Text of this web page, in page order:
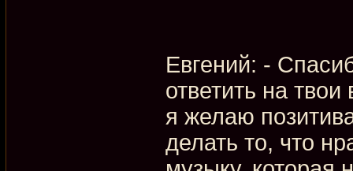
Евгений: -
ответить на
я желаю
делать то, что